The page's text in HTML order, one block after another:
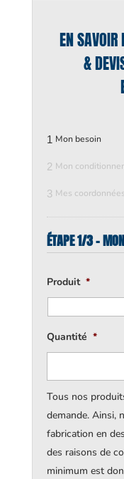
EN SAVOIR
&
1 Mon besoin
2 Mon
3 Mes coordonnées
ÉTAPE 1/3 -
Produit *
Quantité *
Tous nos
demande. Ainsi,
fabrication en
des raisons de
minimum est